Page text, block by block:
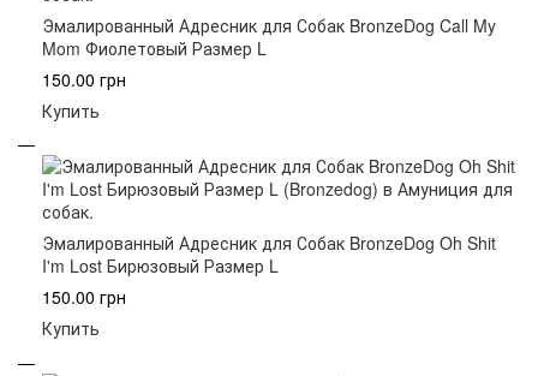
Эмалированный Адресник для Собак BronzeDog Call My
Mom Фиолетовый Размер L
150.00 грн
Купить
Эмалированный Адресник для Собак BronzeDog Oh Shit
I'm Lost Бирюзовый Размер L
150.00 грн
Купить